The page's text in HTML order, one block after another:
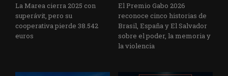
La Marea cierra 2025 con
superávit, pero su
cooperativa pierde 38.542
euros
El Premio Gabo 2026
reconoce cinco historias de
Brasil, España y El Salvador
sobre el poder, la memoria y
la violencia